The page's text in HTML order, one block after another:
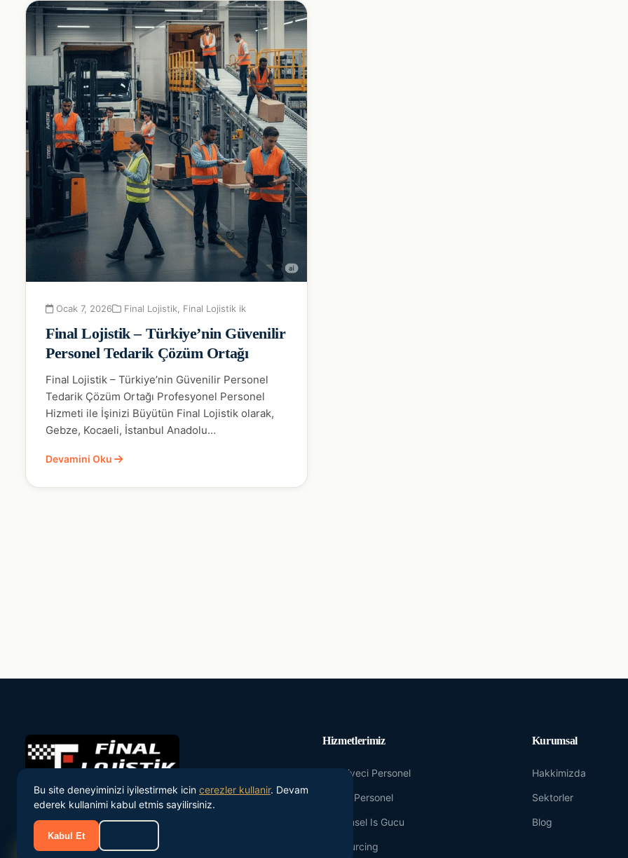
Ocak 7, 2026 Final Lojistik Final Lojistik ik
Final Lojistik – Türkiye’nin Güvenilir
Personel Tedarik Çözüm Ortağı
Final Lojistik – Türkiye’nin Güvenilir Personel
Tedarik Çözüm Ortağı Profesyonel Personel
Hizmeti ile İşinizi Büyütün Final Lojistik olarak,
Gebze, Kocaeli, İstanbul Anadolu…
Devamini Oku
Turkiye'nin onde gelen personel tedarik ve IK danismanlik
sirketi.
Hizmetlerimiz
Yevmiyeci Personel
Maasli Personel
Donemsel Is Gucu
Outsourcing
Kurumsal
Hakkimizda
Sektorler
Blog
Bu site deneyiminizi iyilestirmek icin cerezler kullanir. Devam
ederek kullanimi kabul etmis sayilirsiniz.
Kabul Et
Sizi Arayalim